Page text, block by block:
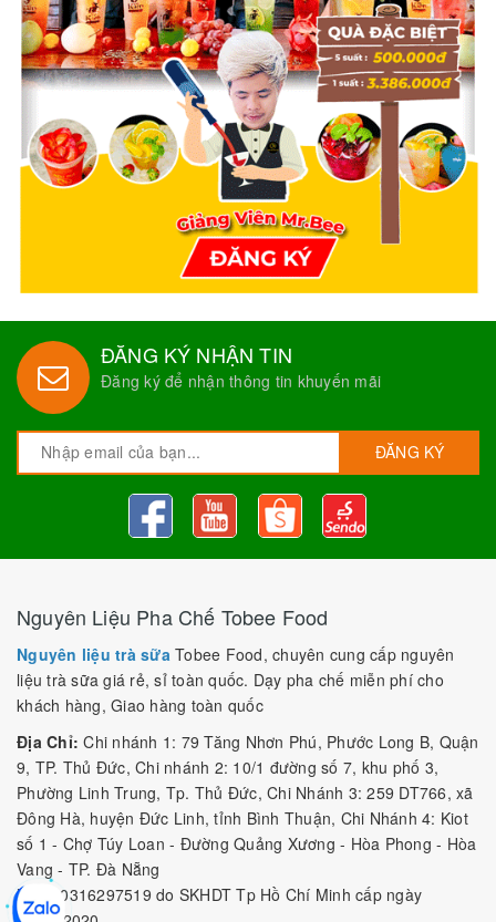
ĐĂNG KÝ NHẬN TIN
Đăng ký để nhận thông tin khuyến mãi
ĐĂNG KÝ
Nguyên Liệu Pha Chế Tobee Food
Nguyên liệu trà sữa Tobee Food, chuyên cung cấp nguyên
liệu trà sữa giá rẻ, sỉ toàn quốc. Dạy pha chế miễn phí cho
khách hàng, Giao hàng toàn quốc
Địa Chỉ: Chi nhánh 1: 79 Tăng Nhơn Phú, Phước Long B, Quận
9, TP. Thủ Đức, Chi nhánh 2: 10/1 đường số 7, khu phố 3,
Phường Linh Trung, Tp. Thủ Đức, Chi Nhánh 3: 259 DT766, xã
Đông Hà, huyện Đức Linh, tỉnh Bình Thuận, Chi Nhánh 4: Kiot
số 1 - Chợ Túy Loan - Đường Quảng Xương - Hòa Phong - Hòa
Vang - TP. Đà Nẵng
MST:
0316297519 do SKHDT Tp Hồ Chí Minh cấp ngày